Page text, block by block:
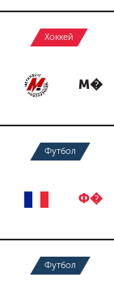
Хоккей
М�
Футбол
Ф�
Футбол